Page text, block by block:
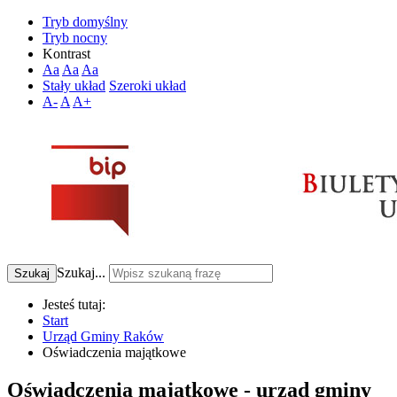
Tryb domyślny
Tryb nocny
Kontrast
Aa Aa Aa
Stały układ Szeroki układ
A- A A+
Szukaj Szukaj...
Jesteś tutaj:
Start
Urząd Gminy Raków
Oświadczenia majątkowe
Oświadczenia majątkowe - urząd gminy